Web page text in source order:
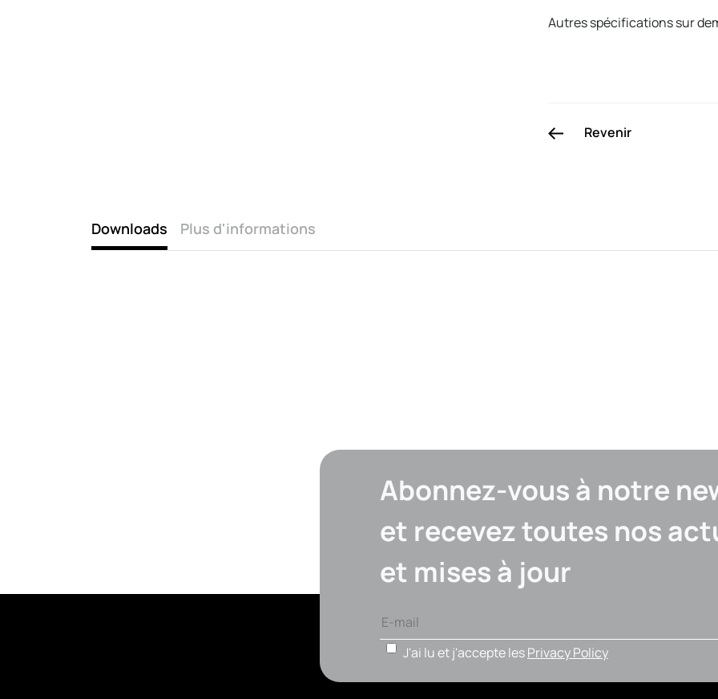
Autres spécifications sur
Revenir
Downloads Plus d'informations
Abonnez-vous à notre
et recevez toutes nos
et mises à jour
J'ai lu et j'accepte lesPrivacy Policy